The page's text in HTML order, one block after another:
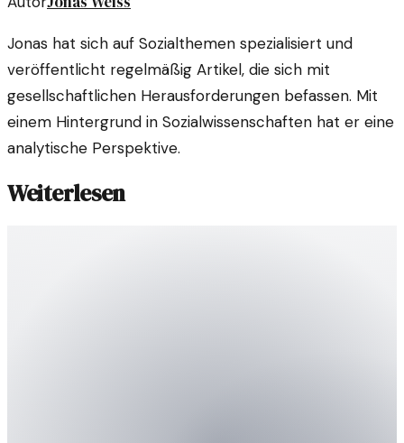
Jonas hat sich auf Sozialthemen spezialisiert und
veröffentlicht regelmäßig Artikel, die sich mit
gesellschaftlichen Herausforderungen befassen. Mit
einem Hintergrund in Sozialwissenschaften hat er eine
analytische Perspektive.
Weiterlesen